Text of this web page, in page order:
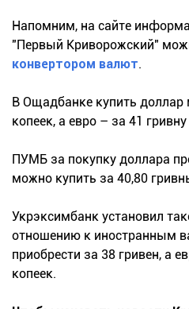
Напомним, на сайте
"Первый Криворожский"
конвертором валют.
В Ощадбанке купить доллар
копеек, а евро – за 41
ПУМБ за покупку доллара
можно купить за 40,80
Укрэксимбанк установил
отношению к иностранным
приобрести за 38 гривен, а
копеек.